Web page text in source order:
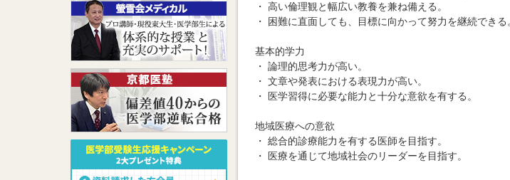
・ 高い倫理観と幅広い教養を兼ね備える。
・ 困難に直面しても、目標に向かって努力を継続できる
基本的学力
・ 論理的思考力が高い。
・ 文章や発表における表現力が高い。
・ 医学習得に必要な能力と十分な意欲を有する。
地域医療への意欲
・ 総合的診療能力を有する医師を目指す。
・ 医療を通じて地域社会のリーダーを目指す。